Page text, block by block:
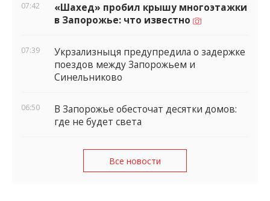
07:42
«Шахед» пробил крышу многоэтажки
в Запорожье: что известно
07:39
Укрзализныця предупредила о задержке
поездов между Запорожьем и
Синельниково
06:50
В Запорожье обесточат десятки домов:
где не будет света
Все новости